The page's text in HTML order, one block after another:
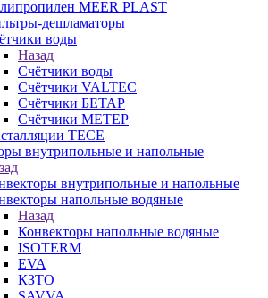
MEER PLAST
дешламаторы
воды
Назад
Счётчики воды
Счётчики VALTEC
Счётчики БЕТАР
Счётчики МЕТЕР
TECE
внутрипольные и напольные
внутрипольные и напольные
напольные водяные
Назад
Конвекторы напольные водяные
ISOTERM
EVA
КЗТО